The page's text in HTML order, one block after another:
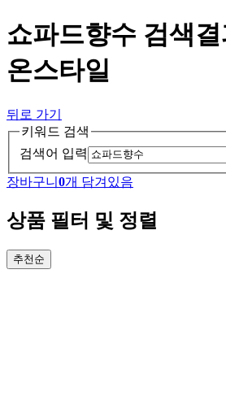
쇼파드향수 검색
온스타일
뒤로 가기
키워드 검색
검색어 입력
장바구니 0개 담겨있음
상품 필터 및 정렬
추천순